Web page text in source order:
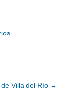
Villa del Río →